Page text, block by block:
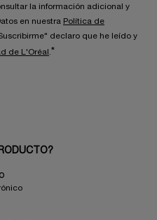
la información adicional y
en nuestra Política de
declaro que he leído y
de L'Oréal *
o